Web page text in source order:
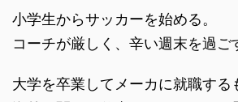
小学生からサッカーを始める。
コーチが厳しく、辛い週末を過ご
大学を卒業してメーカに就職する